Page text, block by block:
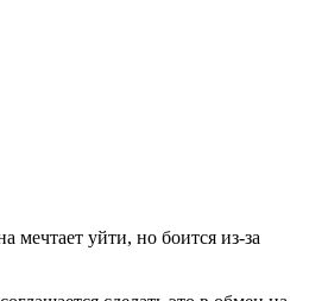
уйти, но боится из-за